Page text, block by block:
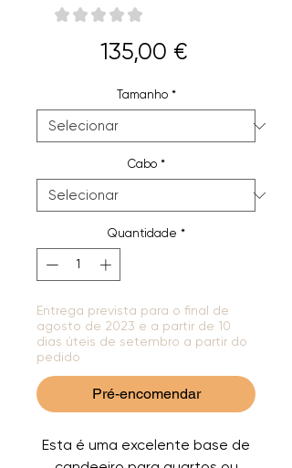
★ ★ ★ ★ ★
135,00 €Preço
Tamanho *
Cabo *
Quantidade *
Entrega prevista para o final de
agosto de 2023 e a partir de 10
dias úteis de setembro a partir do
pedido
Pré-encomendar
Esta é uma excelente base de